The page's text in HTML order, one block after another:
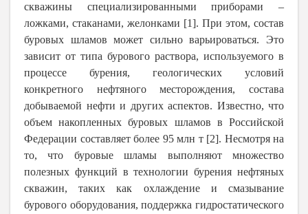
скважины специализированными приборами –
ложками, стаканами, желонками [1]. При этом, состав
буровых шламов может сильно варьироваться. Это
зависит от типа бурового раствора, используемого в
процессе бурения, геологических условий
конкретного нефтяного месторождения, состава
добываемой нефти и других аспектов. Известно, что
объем накопленных буровых шламов в Российской
Федерации составляет более 95 млн т [2]. Несмотря на
то, что буровые шламы выполняют множество
полезных функций в технологии бурения нефтяных
скважин, таких как охлаждение и смазывание
бурового оборудования, поддержка гидростатического